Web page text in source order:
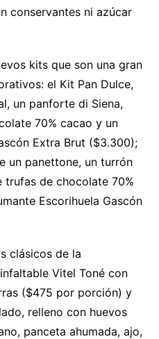
conservantes ni azúcar
kits que son una gran
el Kit Pan Dulce,
un panforte di Siena,
70% cacao y un
Extra Brut ($3.300);
un panettone, un turrón
trufas de chocolate 70%
Escorihuela Gascón
clásicos de la
Vitel Toné con
($475 por porción) y
relleno con huevos
panceta ahumada, ajo,